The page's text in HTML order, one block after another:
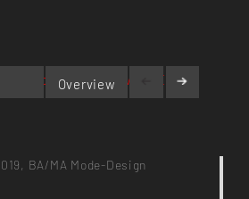
Overview
youtu.be/qLYwUNEAt8g
BA/MA Mode-Design